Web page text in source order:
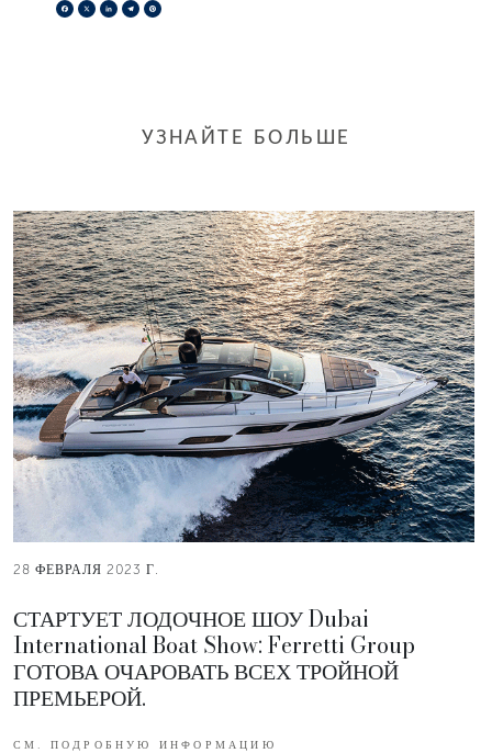
Facebook
X LinkedIn
Telegram
УЗНАЙТЕ БОЛЬШЕ
28 ФЕВРАЛЯ 2023 Г.
СТАРТУЕТ ЛОДОЧНОЕ ШОУ Dubai
International Boat Show: Ferretti Group
ГОТОВА ОЧАРОВАТЬ ВСЕХ ТРОЙНОЙ
ПРЕМЬЕРОЙ.
СМ. ПОДРОБНУЮ ИНФОРМАЦИЮ